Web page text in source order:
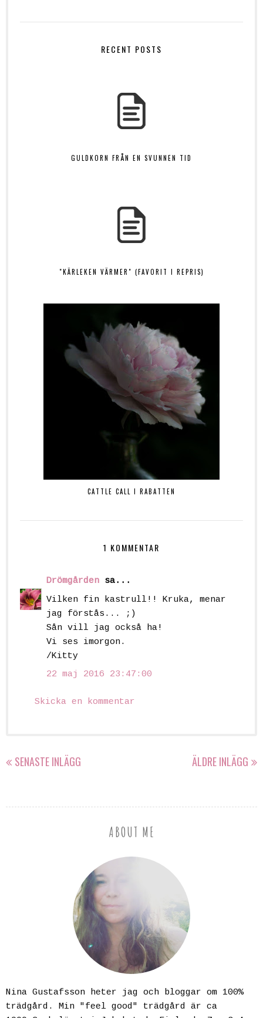
RECENT POSTS
GULDKORN FRÅN EN SVUNNEN TID
"KÄRLEKEN VÄRMER" (FAVORIT I REPRIS)
CATTLE CALL I RABATTEN
1 KOMMENTAR
Drömgården sa...
Vilken fin kastrull!! Kruka, menar
jag förstås... ;)
Sån vill jag också ha!
Vi ses imorgon.
/Kitty
22 maj 2016 23:47:00
Skicka en kommentar
SENASTE INLÄGG ÄLDRE INLÄGG
ABOUT ME
Nina Gustafsson heter jag och bloggar om 100%
trädgård. Min "feel good" trädgård är ca